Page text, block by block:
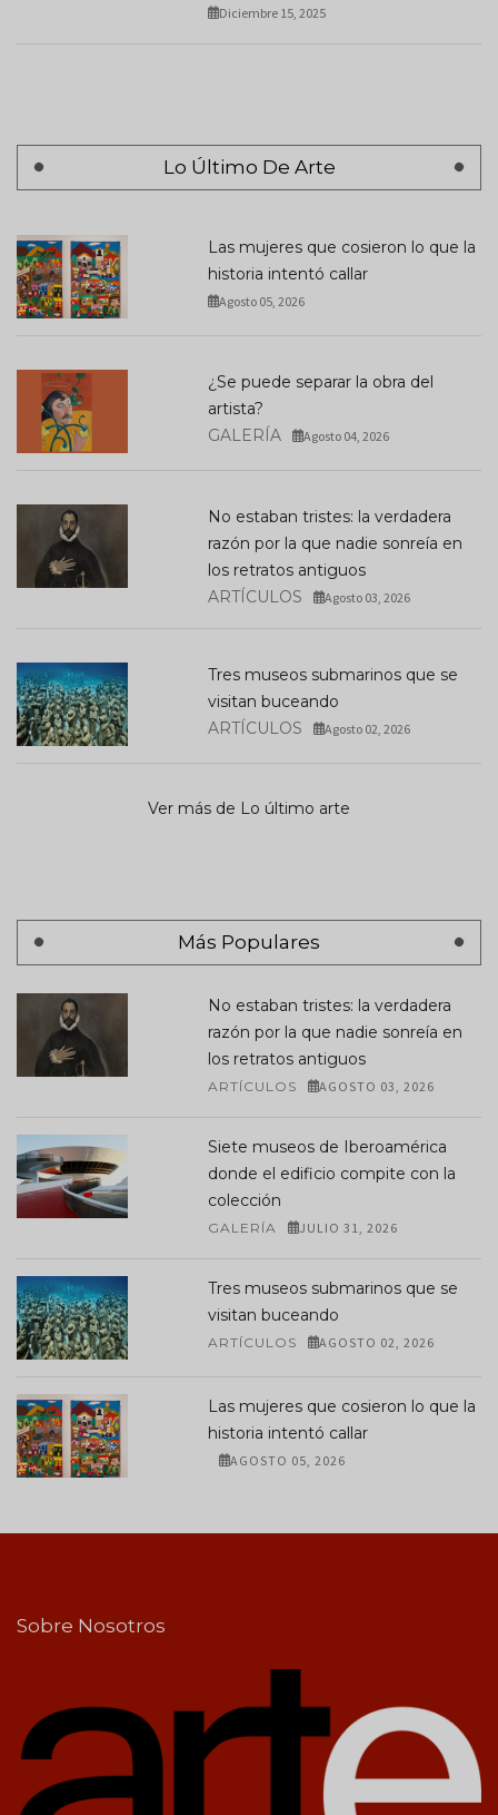
Diciembre 15, 2025
Lo Último De Arte
Las mujeres que cosieron lo que la
historia intentó callar
Agosto 05, 2026
¿Se puede separar la obra del
artista?
GALERÍA
Agosto 04, 2026
No estaban tristes: la verdadera
razón por la que nadie sonreía en
los retratos antiguos
ARTÍCULOS
Agosto 03, 2026
Tres museos submarinos que se
visitan buceando
ARTÍCULOS
Agosto 02, 2026
Ver más de Lo último arte
Más Populares
No estaban tristes: la verdadera
razón por la que nadie sonreía en
los retratos antiguos
ARTÍCULOS AGOSTO 03, 2026
Siete museos de Iberoamérica
donde el edificio compite con la
colección
GALERÍA JULIO 31, 2026
Tres museos submarinos que se
visitan buceando
ARTÍCULOS AGOSTO 02, 2026
Las mujeres que cosieron lo que la
historia intentó callar
AGOSTO 05, 2026
Sobre Nosotros